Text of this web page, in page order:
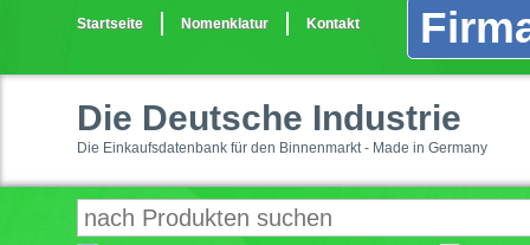
Startseite Nomenklatur Kontakt
Die Deutsche Industrie
Die Einkaufsdatenbank für den Binnenmarkt - Made in Germany